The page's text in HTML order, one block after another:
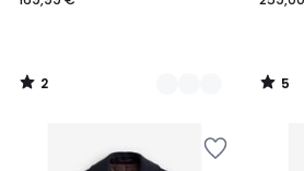
2
/
5
/